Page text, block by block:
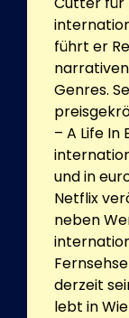
führt er
Genres.
– A Life In
und in
Netflix
neben
derzeit
lebt in